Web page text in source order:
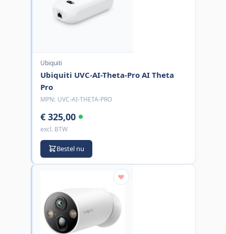
Ubiquiti
Ubiquiti UVC-AI-Theta-Pro AI Theta
Pro
MPN: UVC-AI-THETA-PRO
€ 325,00
excl. BTW
Bestel nu